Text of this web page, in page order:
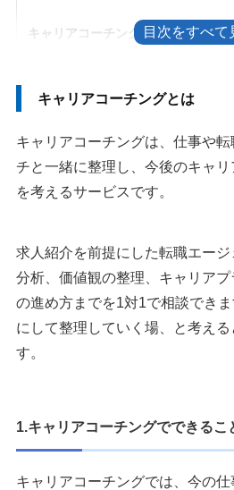
キャリアコーチングの選び方
3.料金やコースを事前に確認する
キャリアコーチングおすすめランキ
1：キャリート
3：ミートキャリア
7：me:Rise（ミライズ）
20代・30代におすすめのキャリアコ
1：キャリスピ
2：WorX（ワークス）
キャリアコーチングとは
キャリアコーチングは、仕事や
チと一緒に整理し、今後のキャ
を考えるサービスです。
求人紹介を前提にした転職エー
分析、価値観の整理、キャリア
の進め方までを1対1で相談でき
にして整理していく場、と考え
す。
1.キャリアコーチングでできるこ
キャリアコーチングでは、今の